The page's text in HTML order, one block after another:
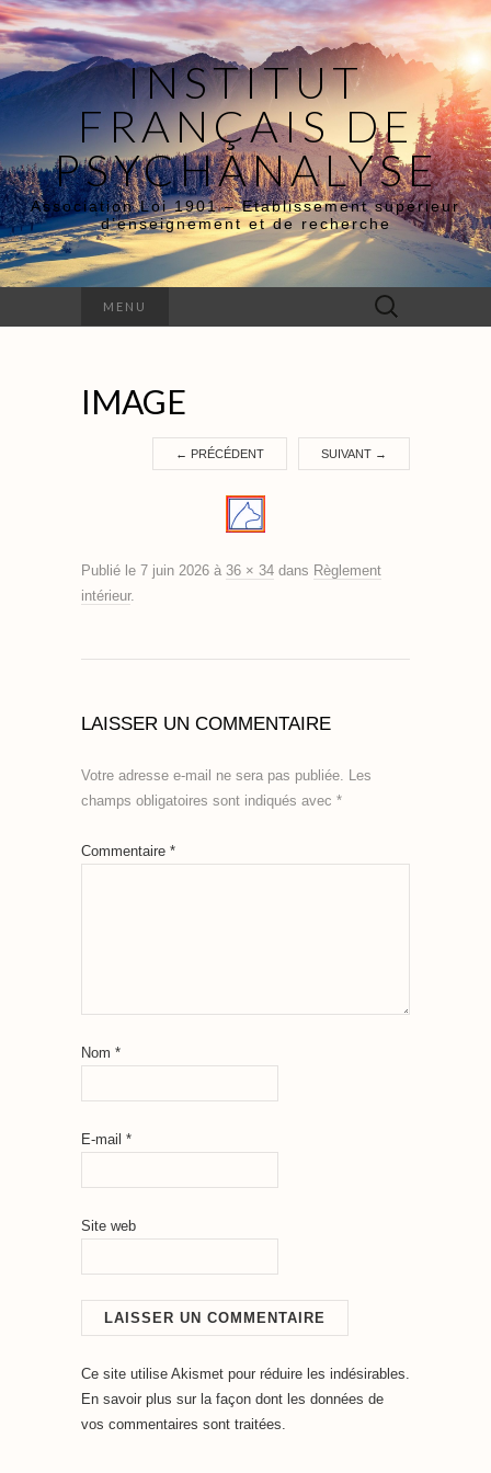
INSTITUT
FRANÇAIS DE
PSYCHANALYSE
Association Loi 1901 – Etablissement supérieur
d’enseignement et de recherche
MENU Rechercher :
IMAGE
← PRÉCÉDENT SUIVANT →
Publié le 7 juin 2026 à 36 × 34 dans Règlement
intérieur.
LAISSER UN COMMENTAIRE
Votre adresse e-mail ne sera pas publiée. Les
champs obligatoires sont indiqués avec *
Commentaire *
Nom *
E-mail *
Site web
Ce site utilise Akismet pour réduire les indésirables.
En savoir plus sur la façon dont les données de
vos commentaires sont traitées.